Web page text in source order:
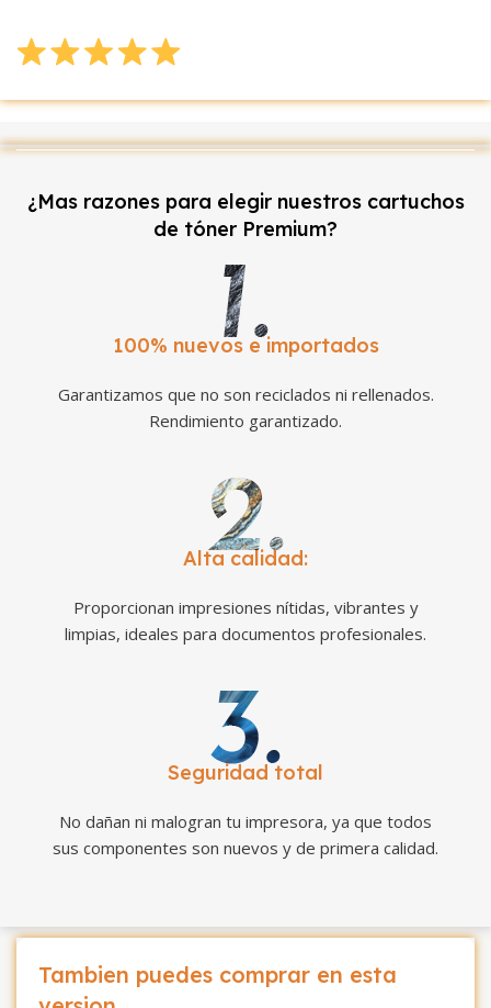
¿Mas razones para elegir nuestros cartuchos
de tóner Premium?
100% nuevos e importados
Garantizamos que no son reciclados ni rellenados.
Rendimiento garantizado.
Alta calidad:
Proporcionan impresiones nítidas, vibrantes y
limpias, ideales para documentos profesionales.
Seguridad total
No dañan ni malogran tu impresora, ya que todos
sus componentes son nuevos y de primera calidad.
Tambien puedes comprar en esta